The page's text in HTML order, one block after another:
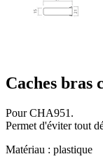
Caches bras
Pour CHA951.
Permet d'éviter tout
Matériau : plastique